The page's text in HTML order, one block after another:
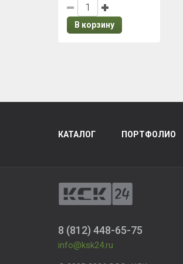
В корзину
КАТАЛОГ ПОРТФОЛИО
8 (812) 448-65-75
info@ksk24.ru